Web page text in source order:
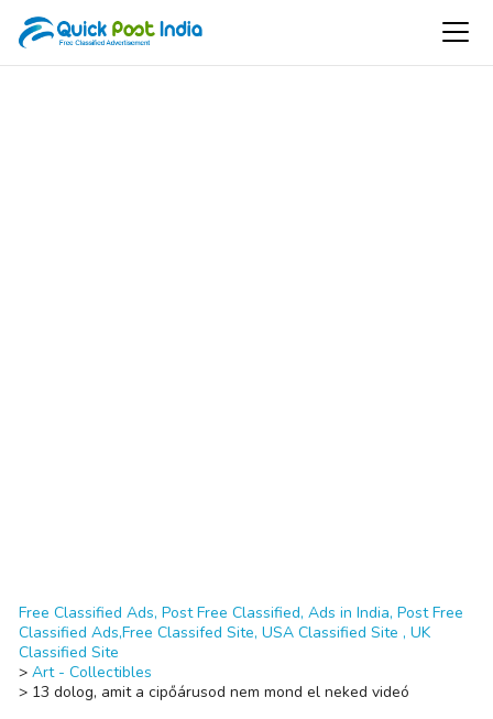
Free Classified Ads, Post Free Classified, Ads in India, Post Free
Classified Ads,Free Classifed Site, USA Classified Site , UK
Classified Site
> Art - Collectibles
> 13 dolog, amit a cipőárusod nem mond el neked videó